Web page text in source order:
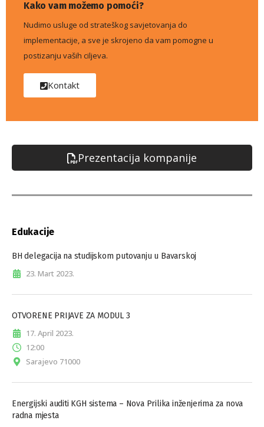
Kako vam možemo pomoći?
Nudimo usluge od strateškog savjetovanja do
implementacije, a sve je skrojeno da vam pomogne u
postizanju vaših ciljeva.
Kontakt
Prezentacija kompanije
Edukacije
BH delegacija na studijskom putovanju u Bavarskoj
23. Mart 2023.
OTVORENE PRIJAVE ZA MODUL 3
17. April 2023.
12:00
Sarajevo 71000
Energijski auditi KGH sistema – Nova Prilika inženjerima za nova
radna mjesta